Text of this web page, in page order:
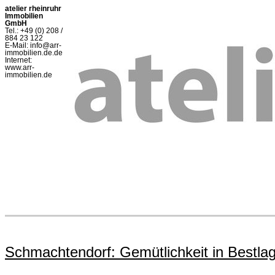
atelier rheinruhr
Immobilien
GmbH
Tel.: +49 (0) 208 /
884 23 122
E-Mail: info@arr-
immobilien.de.de
Internet:
www.arr-
immobilien.de
Schmachtendorf: Gemütlichkeit in